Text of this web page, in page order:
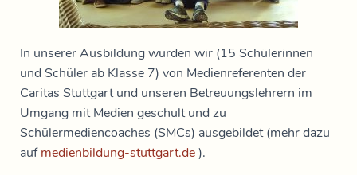
In unserer Ausbildung wurden wir (15 Schülerinnen
und Schüler ab Klasse 7) von Medienreferenten der
Caritas Stuttgart und unseren Betreuungslehrern im
Umgang mit Medien geschult und zu
Schülermediencoaches (SMCs) ausgebildet (mehr dazu
aufmedienbildung-stuttgart.de).